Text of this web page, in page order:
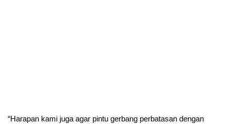
“Harapan kami juga agar pintu gerbang perbatasan dengan